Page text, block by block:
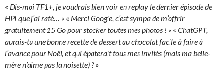
« Dis-moi TF1+, je voudrais bien voir en replay le dernier épisode de
HPI que j’ai raté… » « Merci Google, c’est sympa de m’offrir
gratuitement 15 Go pour stocker toutes mes photos ! » « ChatGPT,
aurais-tu une bonne recette de dessert au chocolat facile à faire à
l’avance pour Noël, et qui épaterait tous mes invités (mais ma belle-
mère n’aime pas la noisette) ?»